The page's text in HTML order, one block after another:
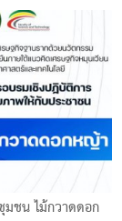
ชน ไม้กวาดดอก